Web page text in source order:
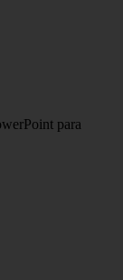
para